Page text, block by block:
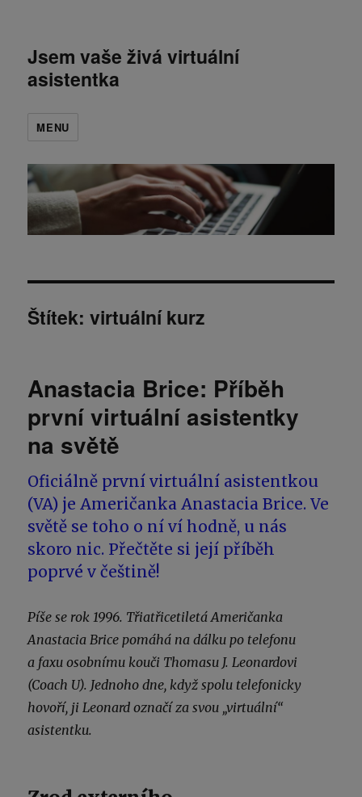
Jsem vaše živá virtuální
asistentka
MENU
Štítek:virtuální kurz
Anastacia Brice: Příběh
první virtuální asistentky
na světě
Oficiálně první virtuální asistentkou
(VA) je Američanka Anastacia Brice. Ve
světě se toho o ní ví hodně, u nás
skoro nic. Přečtěte si její příběh
poprvé v češtině!
Píše se rok 1996. Třiatřicetiletá Američanka
Anastacia Brice pomáhá na dálku po telefonu
a faxu osobnímu kouči Thomasu J. Leonardovi
(Coach U). Jednoho dne, když spolu telefonicky
hovoří, ji Leonard označí za svou „virtuální“
asistentku.